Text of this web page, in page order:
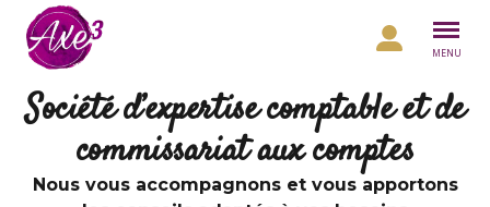
Aller au contenu
MENU
Société d’expertise comptable et de
commissariat aux comptes
Nous vous accompagnons et vous apportons